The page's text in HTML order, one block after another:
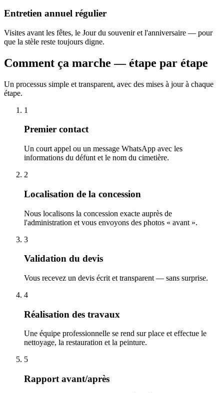
Entretien annuel régulier
Visites avant les fêtes, le Jour du souvenir et l'anniversaire — pour
que la stèle reste toujours digne.
Comment ça marche — étape par étape
Un processus simple et transparent, avec des mises à jour à chaque
étape.
1
Premier contact
Un court appel ou un message WhatsApp avec les
informations du défunt et le nom du cimetière.
2
Localisation de la concession
Nous localisons la concession exacte auprès de
l'administration et vous envoyons des photos « avant ».
3
Validation du devis
Vous recevez un devis écrit et transparent — sans surprise.
4
Réalisation des travaux
Une équipe professionnelle se rend sur place et effectue le
nettoyage, la restauration et la peinture.
5
Rapport avant/après